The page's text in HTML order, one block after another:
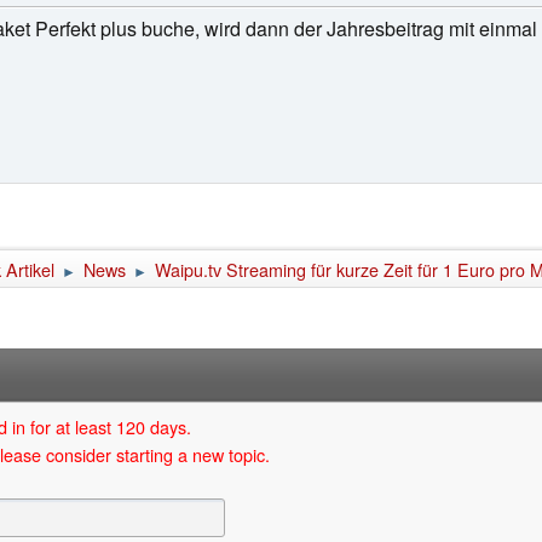
Perfekt plus buche, wird dann der Jahresbeitrag mit
Artikel ► News ► Waipu.tv Streaming für kurze Zeit für 1 Euro pro
in for at least 120 days.
consider starting a new topic.